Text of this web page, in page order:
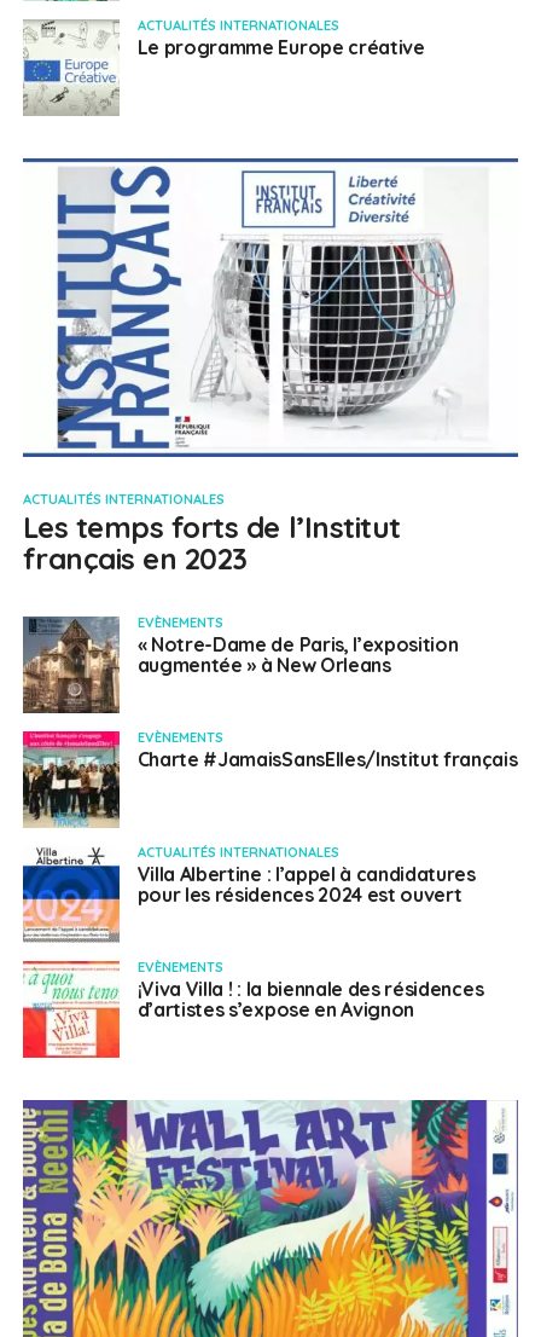
ACTUALITÉS INTERNATIONALES
Le programme Europe créative
ACTUALITÉS INTERNATIONALES
Les temps forts de l’Institut
français en 2023
EVÈNEMENTS
« Notre-Dame de Paris, l’exposition
augmentée » à New Orleans
EVÈNEMENTS
Charte #JamaisSansElles/Institut français
ACTUALITÉS INTERNATIONALES
Villa Albertine : l’appel à candidatures
pour les résidences 2024 est ouvert
EVÈNEMENTS
¡Viva Villa ! : la biennale des résidences
d’artistes s’expose en Avignon